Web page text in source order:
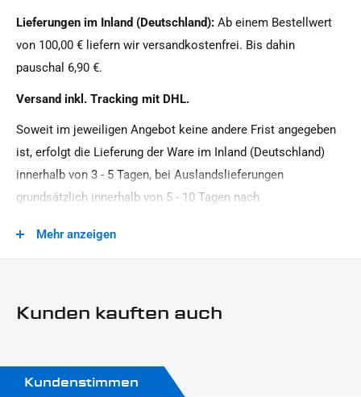
Modellreihe:
Motorradmarke:
Harley-Davidson
Oberfläche:
keine Eintragung erforderlich
Lieferungen im Inland (Deutschland): Ab einem Bestellwert
von 100,00 € liefern wir versandkostenfrei. Bis dahin
pauschal 6,90 €.
Versand inkl. Tracking mit DHL.
Soweit im jeweiligen Angebot keine andere Frist angegeben
ist, erfolgt die Lieferung der Ware im Inland (Deutschland)
innerhalb von 3 - 5 Tagen, bei Auslandslieferungen
grundsätzlich innerhalb von 5 - 10 Tagen nach
Zeitpunkt Ihrer Zahlungsanweisung).Beachten Sie, dass an
Mehr anzeigen
Kunden kauften auch
Kundenstimmen